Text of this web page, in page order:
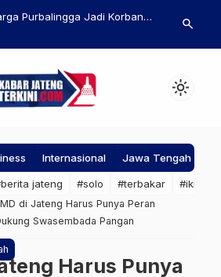
Purbalingga Jadi Korban
Rp70 Juta
Agustina
Festival
search
light_mode
Internasional Jawa Tengah
jateng #solo #terbakar #ikn
di Jateng Harus Punya Peran
Swasembada Pangan
Harus Punya